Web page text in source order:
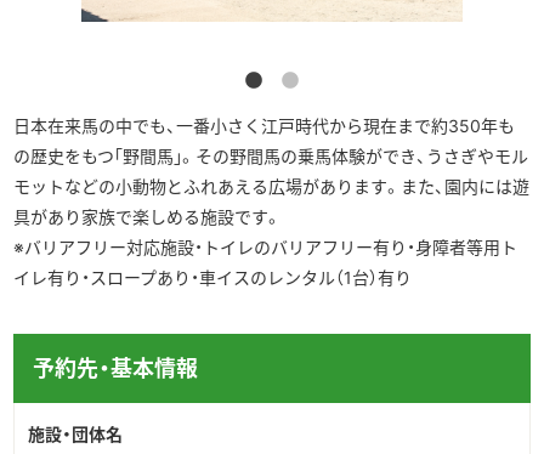
日本在来馬の中でも、一番小さく江戸時代から現在まで約350年も
の歴史をもつ｢野間馬｣。その野間馬の乗馬体験ができ、うさぎやモル
モットなどの小動物とふれあえる広場があります。また、園内には遊
具があり家族で楽しめる施設です。
※バリアフリー対応施設・トイレのバリアフリー有り・身障者等用ト
イレ有り・スロープあり・車イスのレンタル（1台）有り
予約先・基本情報
施設・団体名